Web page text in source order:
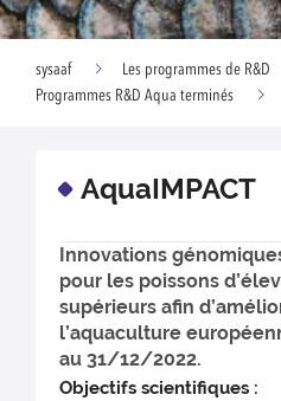
sysaaf
Les programmes de R&D
Programmes R&D Aqua terminés
AquaIMPACT
Innovations
pour les poissons
supérieurs afin
l’aquaculture
au 31/12/2022.
Objectifs scientifiques :